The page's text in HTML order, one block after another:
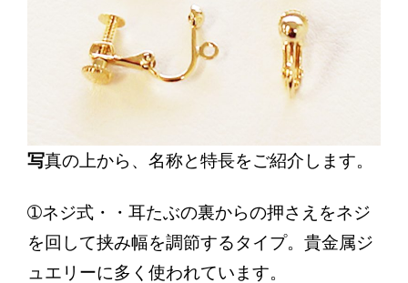
写真の上から、名称と特長をご紹介します。
➀ネジ式・・耳たぶの裏からの押さえをネジ
を回して挟み幅を調節するタイプ。貴金属ジ
ュエリーに多く使われています。